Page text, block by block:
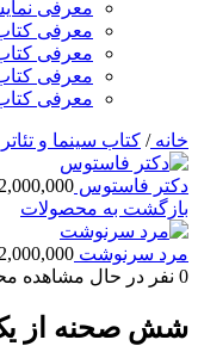
معرفی
معرفی
معرفی
معرفی
معرفی
خانه/ کتاب سینما و
دکتر فاستوس 2,000,000
بازگشت به محصولات
مرد سرنوشت 2,000,000
0 نفر در حال مشاهده
شش صحنه از